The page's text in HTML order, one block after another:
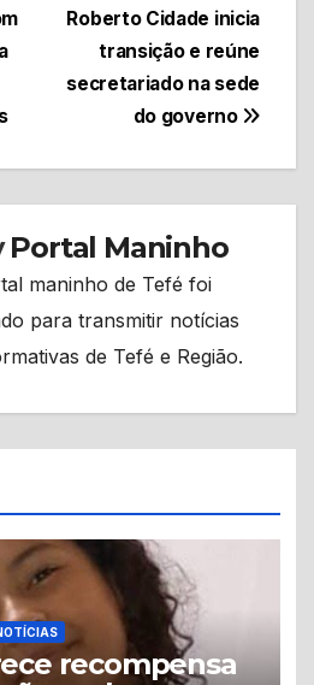
Roberto Cidade inicia
transição e reúne
secretariado na sede
do governo
Portal Maninho
maninho de Tefé foi
para transmitir notícias
de Tefé e Região.
recompensa